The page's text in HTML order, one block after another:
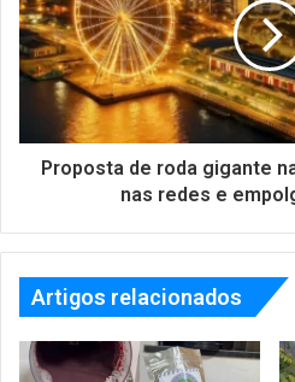
Proposta de roda gigante
nas redes e
Artigos relacionados